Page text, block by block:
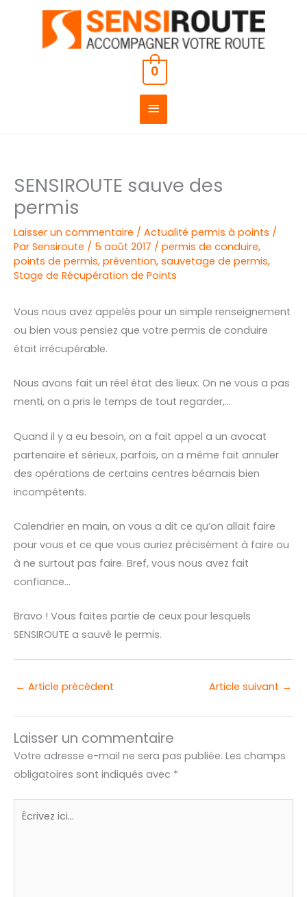
MENU
PRINCIPAL
0
SENSIROUTE sauve des
permis
Laisser un commentaire / Actualité permis à points /
Par Sensiroute / 5 août 2017 / permis de conduire,
points de permis, prévention, sauvetage de permis,
Stage de Récupération de Points
Vous nous avez appelés pour un simple renseignement
ou bien vous pensiez que votre permis de conduire
était irrécupérable.
Nous avons fait un réel état des lieux. On ne vous a pas
menti, on a pris le temps de tout regarder,…
Quand il y a eu besoin, on a fait appel a un avocat
partenaire et sérieux, parfois, on a même fait annuler
des opérations de certains centres béarnais bien
incompétents.
Calendrier en main, on vous a dit ce qu’on allait faire
pour vous et ce que vous auriez précisément à faire ou
à ne surtout pas faire. Bref, vous nous avez fait
confiance…
Bravo ! Vous faites partie de ceux pour lesquels
SENSIROUTE a sauvé le permis.
← Article précédent Article suivant →
Laisser un commentaire
Votre adresse e-mail ne sera pas publiée. Les champs
obligatoires sont indiqués avec *
Écrivez